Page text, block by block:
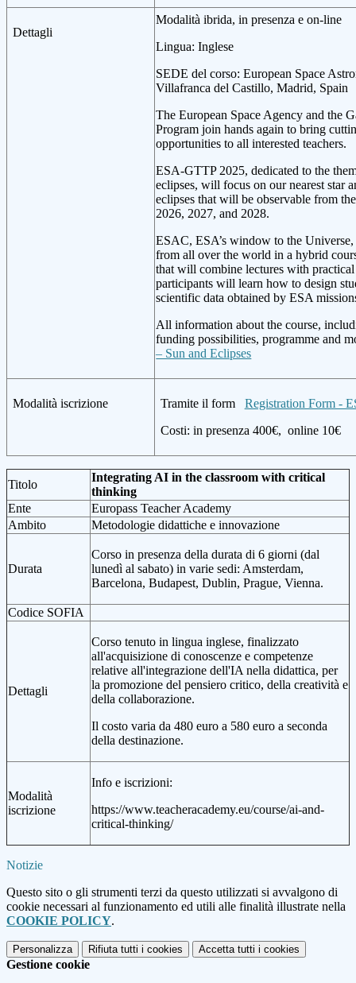
Dettagli
Modalità ibrida, in presenza e on-line
Lingua: Inglese
SEDE del corso: European Space
Villafranca del Castillo, Madrid, Spain
The European Space Agency and the
Program join hands again to bring
opportunities to all interested teachers.
ESA-GTTP 2025, dedicated to the
eclipses, will focus on our nearest star
eclipses that will be observable from
2026, 2027, and 2028.
ESAC, ESA’s window to the
from all over the world in a hybrid
that will combine lectures with
participants will learn how to design
scientific data obtained by ESA
All information about the course,
funding possibilities, programme and
– Sun and Eclipses
Modalità iscrizione Tramite il form
Registration Form -
Costi: in presenza 400€, online 10€
Titolo
Integrating AI in the classroom with critical
thinking
Ente
Europass Teacher Academy
Ambito
Metodologie didattiche e innovazione
Durata
Corso in presenza della durata di 6 giorni (dal
lunedì al sabato) in varie sedi: Amsterdam,
Barcelona, Budapest, Dublin, Prague, Vienna.
Codice SOFIA
Dettagli
Corso tenuto in lingua inglese, finalizzato
all'acquisizione di conoscenze e competenze
relative all'integrazione dell'IA nella didattica, per
la promozione del pensiero critico, della creatività e
della collaborazione.
Il costo varia da 480 euro a 580 euro a seconda
della destinazione.
Modalità
iscrizione
Info e iscrizioni:
https://www.teacheracademy.eu/course/ai-and-
critical-thinking/
Notizie
Questo sito o gli strumenti terzi da questo utilizzati si avvalgono di
cookie necessari al funzionamento ed utili alle finalità illustrate nella
COOKIE POLICY.
Personalizza Rifiuta tutti i cookies Accetta tutti i cookies
Gestione cookie